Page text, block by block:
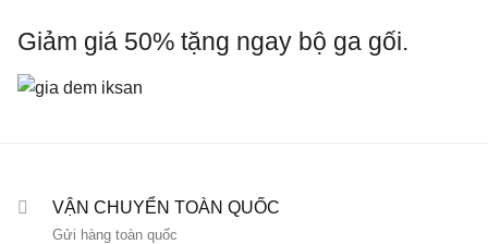
Giảm giá 50% tặng ngay bộ ga gối.
VẬN CHUYỂN TOÀN QUỐC
Gửi hàng toàn quốc